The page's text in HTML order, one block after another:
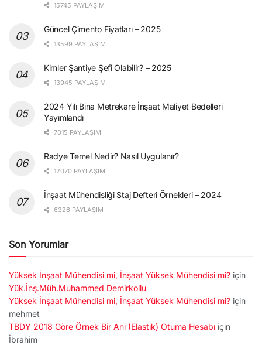
15745 PAYLAŞIM
Güncel Çimento Fiyatları – 2025
13599 PAYLAŞIM
Kimler Şantiye Şefi Olabilir? – 2025
13945 PAYLAŞIM
2024 Yılı Bina Metrekare İnşaat Maliyet Bedelleri
Yayımlandı
7015 PAYLAŞIM
Radye Temel Nedir? Nasıl Uygulanır?
12070 PAYLAŞIM
İnşaat Mühendisliği Staj Defteri Örnekleri – 2024
6326 PAYLAŞIM
Son Yorumlar
Yüksek İnşaat Mühendisi mi, İnşaat Yüksek Mühendisi mi? için
Yük.İnş.Müh.Muhammed Demirkollu
Yüksek İnşaat Mühendisi mi, İnşaat Yüksek Mühendisi mi? için
mehmet
TBDY 2018 Göre Örnek Bir Ani (Elastik) Otuma Hesabı için
İbrahim